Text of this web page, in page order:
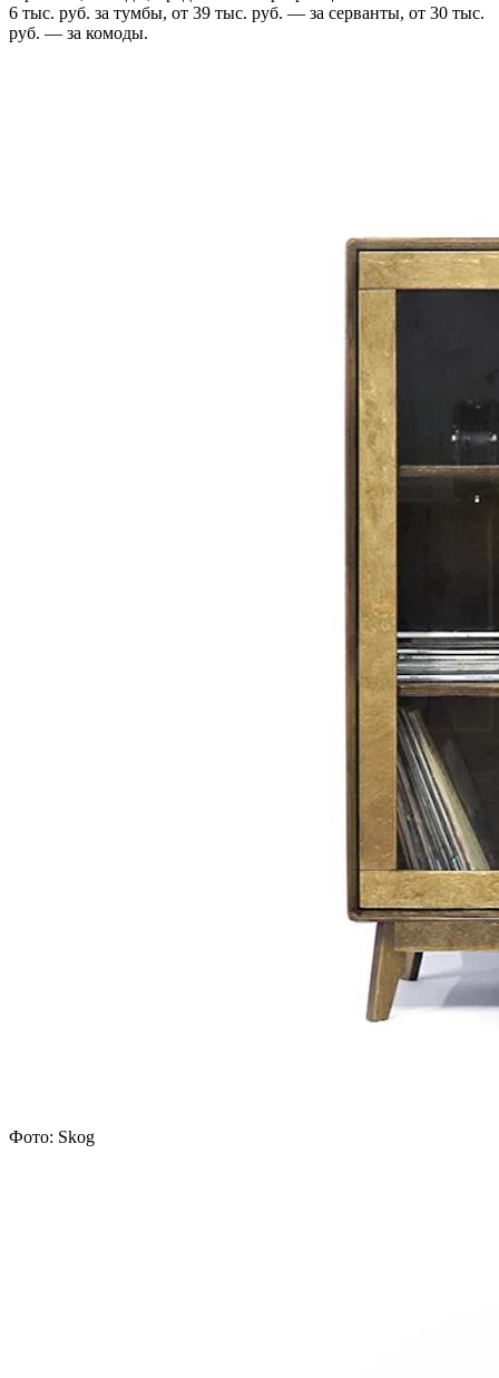
6 тыс. руб. за тумбы, от 39 тыс. руб. — за серванты, от 30 тыс.
руб. — за комоды.
Фото: Skog